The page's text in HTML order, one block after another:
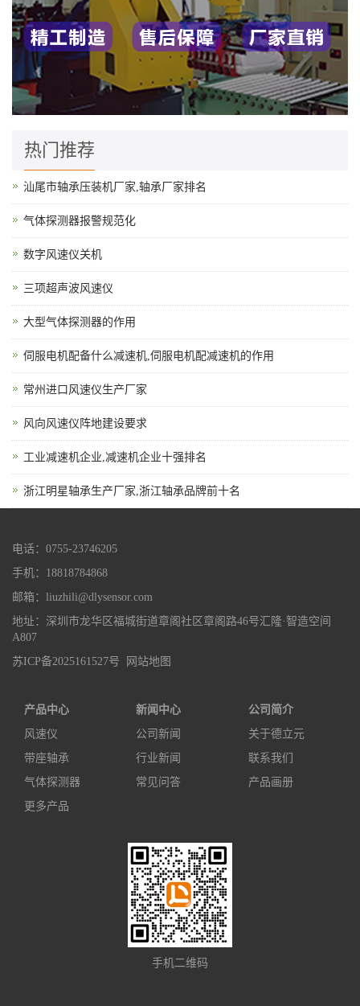
热门推荐
汕尾市轴承压装机厂家,轴承厂家排名
气体探测器报警规范化
数字风速仪关机
三项超声波风速仪
大型气体探测器的作用
伺服电机配备什么减速机,伺服电机配减速机的作用
常州进口风速仪生产厂家
风向风速仪阵地建设要求
工业减速机企业,减速机企业十强排名
浙江明星轴承生产厂家,浙江轴承品牌前十名
电话：0755-23746205
手机：18818784868
邮箱：liuzhili@dlysensor.com
地址：深圳市龙华区福城街道章阁社区章阁路46号汇隆·智造空间
A807
苏ICP备2025161527号
网站地图
产品中心
风速仪
带座轴承
气体探测器
更多产品
新闻中心
公司新闻
行业新闻
常见问答
公司简介
关于德立元
联系我们
产品画册
手机二维码